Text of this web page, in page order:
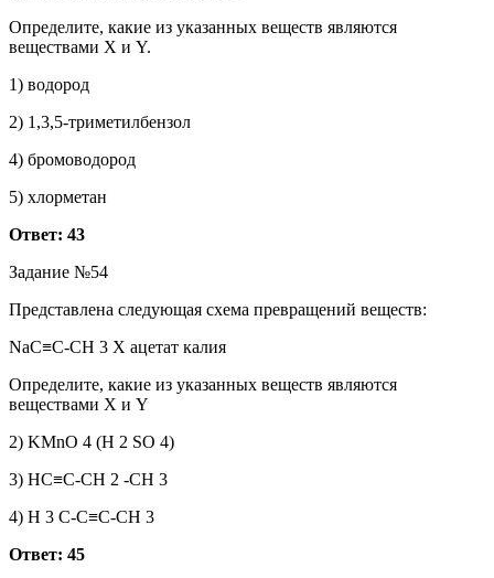
Определите, какие из указанных веществ являются
веществами X и Y.
1) водород
2) 1,3,5-триметилбензол
4) бромоводород
5) хлорметан
Ответ: 43
Задание №54
Представлена следующая схема превращений веществ:
NaC≡C-CH 3 X ацетат калия
Определите, какие из указанных веществ являются
веществами X и Y
2) KMnO 4 (H 2 SO 4)
3) HC≡C-CH 2 -CH 3
4) H 3 C-C≡C-CH 3
Ответ: 45